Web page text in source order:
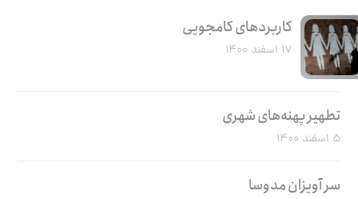
کاربرد‌های کامجویی
۱۷ اسفند ۱۴۰۰
تطهیر پهنه‌های شهری
۵ اسفند ۱۴۰۰
سر آویزان مدوسا